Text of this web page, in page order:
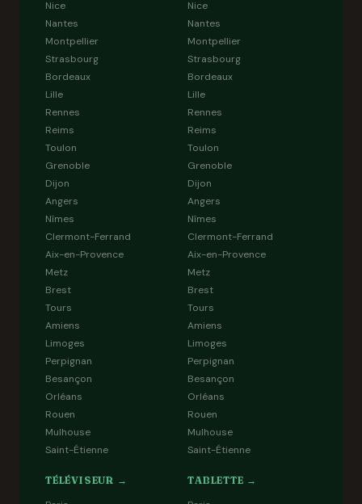
Nice
Nantes
Montpellier
Strasbourg
Bordeaux
Lille
Rennes
Reims
Toulon
Grenoble
Dijon
Angers
Nîmes
Clermont-Ferrand
Aix-en-Provence
Metz
Brest
Tours
Amiens
Limoges
Perpignan
Besançon
Orléans
Rouen
Mulhouse
Saint-Étienne
Nice
Nantes
Montpellier
Strasbourg
Bordeaux
Lille
Rennes
Reims
Toulon
Grenoble
Dijon
Angers
Nîmes
Clermont-Ferrand
Aix-en-Provence
Metz
Brest
Tours
Amiens
Limoges
Perpignan
Besançon
Orléans
Rouen
Mulhouse
Saint-Étienne
TÉLÉVISEUR → TABLETTE →